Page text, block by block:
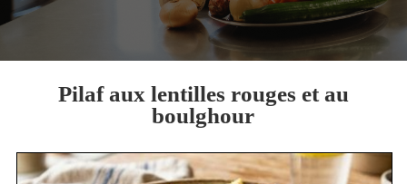
Pilaf aux lentilles rouges et au
boulghour